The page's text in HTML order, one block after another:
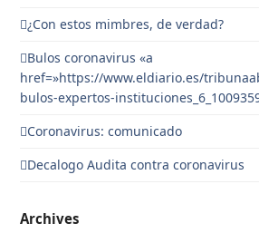
¿Con estos mimbres, de verdad?
Bulos coronavirus «a
href=»https://www.eldiario.es/
bulos-expertos-
Coronavirus: comunicado
Decalogo Audita contra coronavirus
Archives